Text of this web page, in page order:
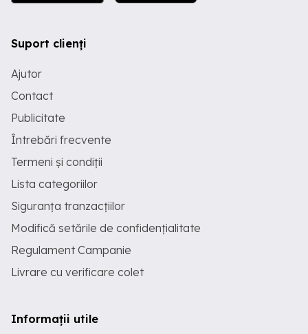
Suport clienți
Ajutor
Contact
Publicitate
Întrebări frecvente
Termeni și condiții
Lista categoriilor
Siguranța tranzacțiilor
Modifică setările de confidențialitate
Regulament Campanie
Livrare cu verificare colet
Informații utile